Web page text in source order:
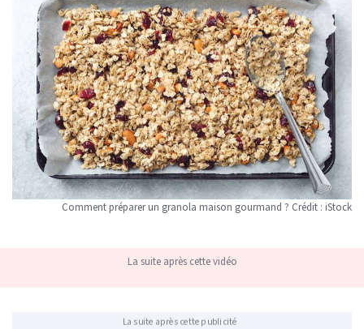
Comment préparer un granola maison gourmand ? Crédit : iStock
La suite après cette vidéo
La suite après cette publicité